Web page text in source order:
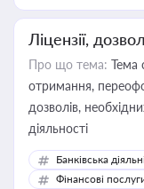
Ліцензії,
Про що тема: Тема
отримання,
дозволів,
діяльності
Банківська
Фінансові